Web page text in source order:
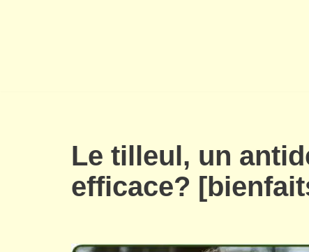
Le tilleul, un
efficace?